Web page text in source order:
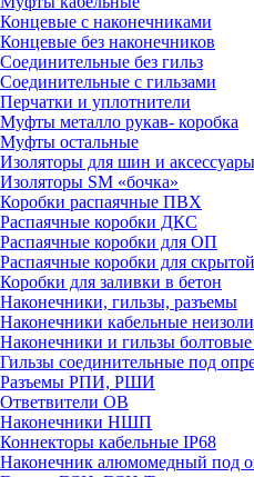
Концевые с наконечниками
Концевые без наконечников
Соединительные без гильз
Соединительные с гильзами
Перчатки и уплотнители
Муфты металло рукав- коробка
Муфты остальные
Изоляторы для шин и аксессуары
Изоляторы SM «бочка»
Коробки распаячные ПВХ
Распаячные коробки ДКС
Распаячные коробки для ОП
Распаячные коробки для
Коробки для заливки в бетон
Наконечники, гильзы, разъемы
Наконечники кабельные
Наконечники и гильзы
Гильзы соединительные под
Разъемы РПИ, РШИ
Ответвители ОВ
Наконечники НШП
Коннекторы кабельные IP68
Наконечник алюмомедный под